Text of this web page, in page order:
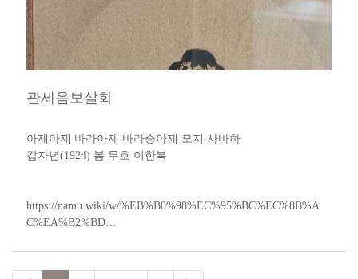
관세음보살화
아제아제 바라아제 바라승아제 모지 사바하​
갑자년(1924) 봄 무호 이한복
https://namu.wiki/w/%EB%B0%98%EC%95%BC%EC%8B%A
C%EA%B2%BD​…